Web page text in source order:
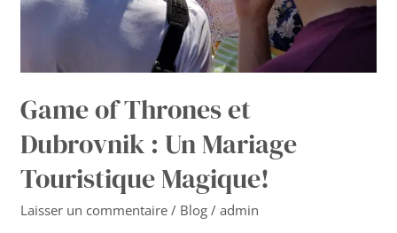
Game of Thrones et
Dubrovnik : Un Mariage
Touristique Magique!
Laisser un commentaire / Blog /admin